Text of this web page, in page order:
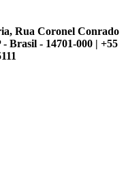
Rua Coronel Conrado
Brasil - 14701-000 | +55